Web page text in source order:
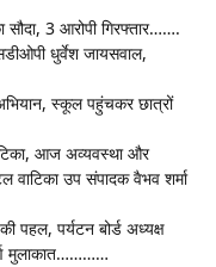
3 आरोपी गिरफ्तार…….
धुर्वेश जायसवाल,
स्कूल पहुंचकर छात्रों
आज अव्यवस्था और
वाटिका उप संपादक वैभव शर्मा
पहल, पर्यटन बोर्ड अध्यक्ष
मुलाकात…………